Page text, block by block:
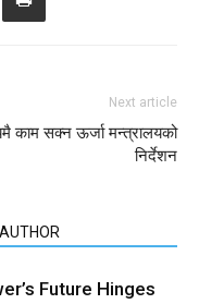
Next article
काम सक्न ऊर्जा मन्त्रालयको
निर्देशन
Future Hinges